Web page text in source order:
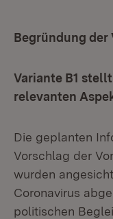
Begründung der
Variante B1
relevanten
Die geplanten
Vorschlag der
wurden
Coronavirus
politischen